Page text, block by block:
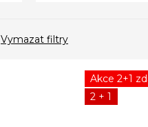
Vymazat filtry
Akce 2+1
2 + 1